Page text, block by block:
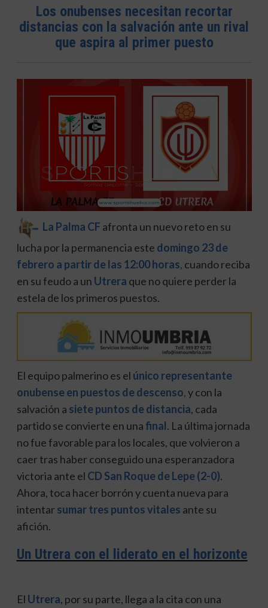
Los onubenses necesitan recortar
distancias con la salvación ante un rival
que aspira al primer puesto
La Palma CF afronta un nuevo reto en su
lucha por la permanencia este domingo 23 de
febrero a partir de las 12:00 horas, cuando reciba
en su feudo a un Utrera que no quiere perder la
estela de los primeros puestos.
El equipo palmerino es el único representante
onubense en puestos de descenso,y con la
salvación a siete puntos de distancia, cada
partido se convierte en una final. La última jornada
no fue favorable para los locales, que volvieron a
caer tras haber conseguido una esperanzadora
victoria ante el CD San Roque de Lepe (2-0).
Ahora, toca hacer borrón y cuenta nueva para
intentar sumar tres puntos vitales ante su
afición.
Un Utrera con el liderato en el horizonte
El Utrera, por su parte, llega a la cita con una